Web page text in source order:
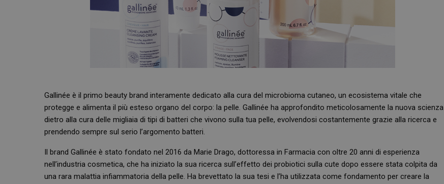
Gallinée è il primo beauty brand interamente dedicato alla cura del microbioma cutaneo, un ecosistema vitale che
protegge e alimenta il più esteso organo del corpo: la pelle. Gallinée ha approfondito meticolosamente la nuova scienza
dietro alla cura delle migliaia di tipi di batteri che vivono sulla tua pelle, evolvendosi costantemente grazie alla ricerca e
prendendo sempre sul serio l’argomento batteri.
Il brand Gallinée è stato fondato nel 2016 da Marie Drago, dottoressa in Farmacia con oltre 20 anni di esperienza
nell’industria cosmetica, che ha iniziato la sua ricerca sull’effetto dei probiotici sulla cute dopo essere stata colpita da
una rara malattia infiammatoria della pelle. Ha brevettato la sua tesi e l’ha utilizzata come fondamento per creare la